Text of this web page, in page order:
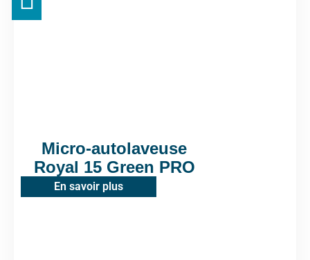
Micro-autolaveuse
Royal 15 Green PRO
En savoir plus